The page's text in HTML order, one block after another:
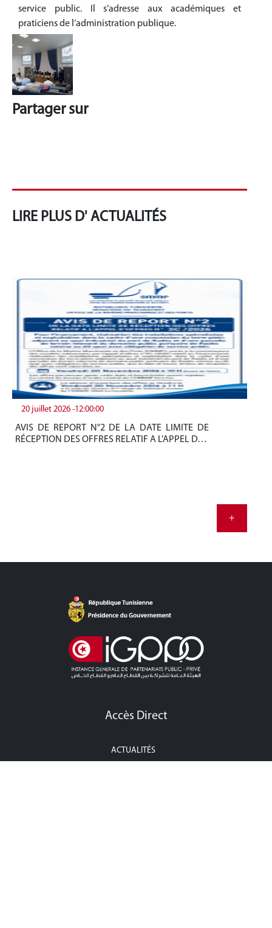
service public. Il s’adresse aux académiques et
praticiens de l’administration publique.
Partager sur
LIRE PLUS D' ACTUALITÉS
20 juillet 2026 -12:00:00
AVIS DE REPORT N°2 DE LA DATE LIMITE DE
RÉCEPTION DES OFFRES RELATIF A L’APPEL D…
+
Accès Direct
ACTUALITÉS